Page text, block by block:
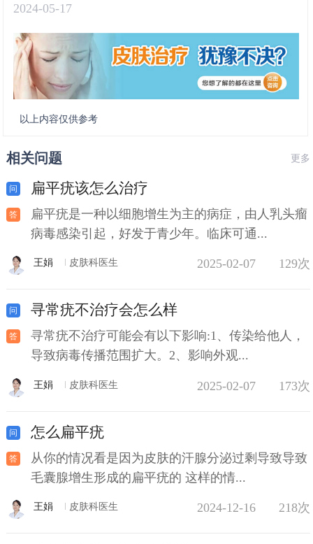
2024-05-17
以上内容仅供参考
相关问题 更多
扁平疣该怎么治疗
扁平疣是一种以细胞增生为主的病症，由人乳头瘤
病毒感染引起，好发于青少年。临床可通...
王娟 皮肤科医生 2025-02-07 129次
寻常疣不治疗会怎么样
寻常疣不治疗可能会有以下影响:1、传染给他人，
导致病毒传播范围扩大。2、影响外观...
王娟 皮肤科医生 2025-02-07 173次
怎么扁平疣
从你的情况看是因为皮肤的汗腺分泌过剩导致导致
毛囊腺增生形成的扁平疣的 这样的情...
王娟 皮肤科医生 2024-12-16 218次